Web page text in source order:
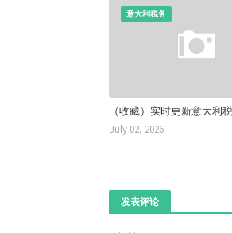
意大利税务
（收藏）实时更新意大利
July 02, 2026
发表评论